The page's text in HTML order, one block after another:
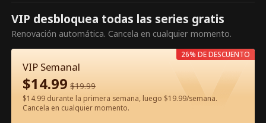
Es un episodio de pago.
Desbloquéalo para verlo.
60Desbloquear ahora
VIP desbloquea todas las series gratis
Renovación automática. Cancela en cualquier momento.
VIP Semanal
$14.99 $19.99
$14.99 durante la primera semana, luego $19.99/semana.
Cancela en cualquier momento.
26% DE DESCUENTO